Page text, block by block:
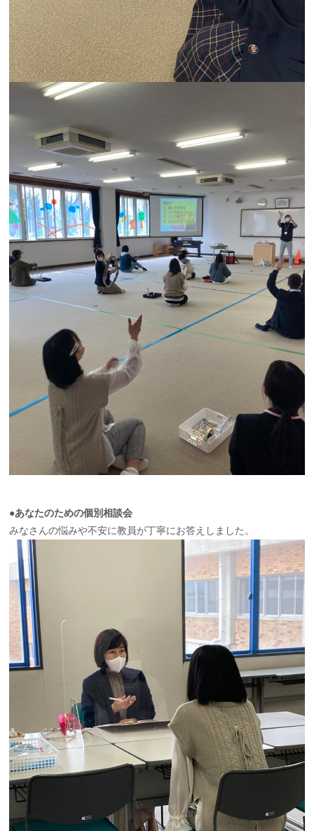
●あなたのための個別相談会
みなさんの悩みや不安に教員が丁寧にお答えしました。